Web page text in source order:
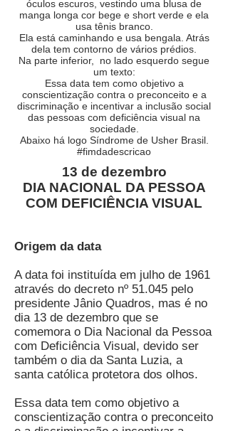
óculos escuros, vestindo uma blusa de
manga longa cor bege e short verde e ela
usa tênis branco.
Ela está caminhando e usa bengala. Atrás
dela tem contorno de vários prédios.
Na parte inferior, no lado esquerdo segue
um texto:
Essa data tem como objetivo a
conscientização contra o preconceito e a
discriminação e incentivar a inclusão social
das pessoas com deficiência visual na
sociedade.
Abaixo há logo Síndrome de Usher Brasil.
#fimdadescricao
13 de dezembro
DIA NACIONAL DA PESSOA
COM DEFICIÊNCIA VISUAL
Origem da data
A data foi instituída em julho de 1961
através do decreto nº 51.045 pelo
presidente Jânio Quadros, mas é no
dia 13 de dezembro que se
comemora o Dia Nacional da Pessoa
com Deficiência Visual, devido ser
também o dia da Santa Luzia, a
santa católica protetora dos olhos.
Essa data tem como objetivo a
conscientização contra o preconceito